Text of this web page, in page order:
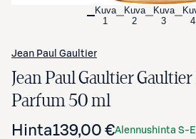
Kuva
1
Kuva
2
Kuva
3
4
Jean Paul Gaultier
Jean Paul Gaultier
Parfum 50 ml
Hinta139,00 €Alennushinta S-